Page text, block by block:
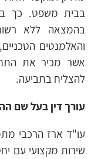
בבית משפט. כך
בהמצאה ללא
והאלמנטים
אשר מכיר את
להצליח בתביעה.
עורך דין בעל שם
עו"ד ארז הרכבי
שירות מקצועי עם